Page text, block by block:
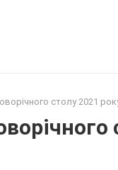
столу 2021